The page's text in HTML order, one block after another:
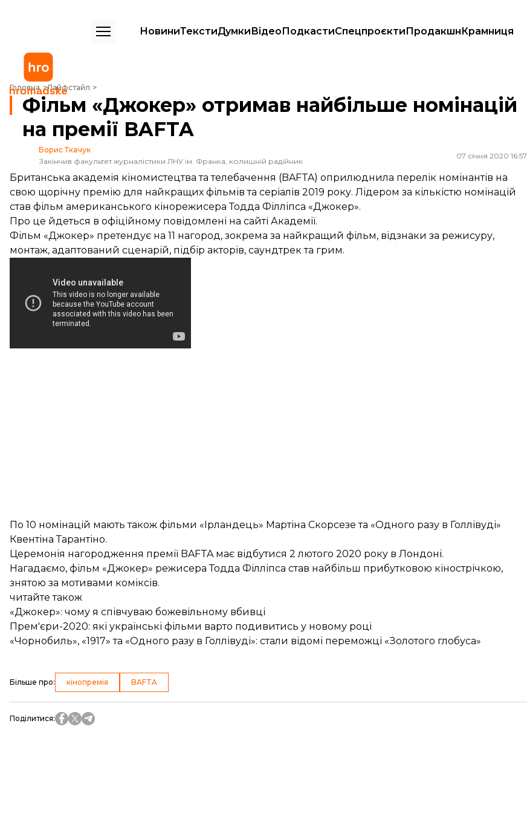
НовиниТекстиДумкиВідеоПодкастиСпецпроєктиПродакшнКрамниця
Головна Лайфстайл
Фільм «Джокер» отримав найбільше номінацій на премії BAFTA
Фільм «Джокер» отримав найбільше номінацій
на премії BAFTA
Борис Ткачук
Закінчив факультет журналістики ЛНУ ім. Франка, колишній радійник
07 січня 2020 16:57
Британська академія кіномистецтва та телебачення (BAFTA) оприлюднила перелік номінантів на
свою щорічну премію для найкращих фільмів та серіалів 2019 року. Лідером за кількістю номінацій
став фільм американського кінорежисера Тодда Філліпса «Джокер».
Про це йдеться в офіційному повідомлені на сайті Академії.
Фільм «Джокер» претендує на 11 нагород, зокрема за найкращий фільм, відзнаки за режисуру,
монтаж, адаптований сценарій, підбір акторів, саундтрек та грим.
По 10 номінацій мають також фільми «Ірландець» Мартіна Скорсезе та «Одного разу в Голлівуді»
Квентіна Тарантіно.
Церемонія нагородження премії BAFTA має відбутися 2 лютого 2020 року в Лондоні.
Нагадаємо, фільм «Джокер» режисера Тодда Філліпса став найбільш прибутковою кінострічкою,
знятою за мотивами коміксів.
читайте також
«Джокер»: чому я співчуваю божевільному вбивці
Прем'єри-2020: які українські фільми варто подивитись у новому році
«Чорнобиль», «1917» та «Одного разу в Голлівуді»: стали відомі переможці «Золотого глобуса»
Більше про: кінопремія BAFTA
Поділитися: